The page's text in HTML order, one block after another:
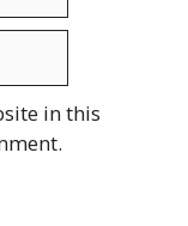
in this